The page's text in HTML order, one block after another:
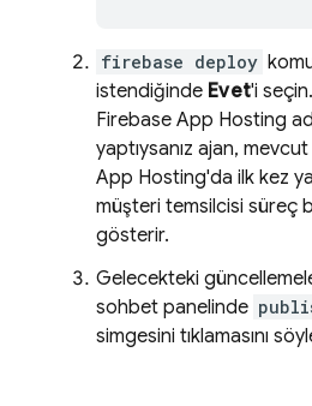
firebase deploy
istendiğinde Evet'i
Firebase App Hosting
yaptıysanız ajan, mevcut
App Hosting'da ilk kez
müşteri temsilcisi süreç
gösterir.
Gelecekteki
sohbet panelinde
simgesini tıklamasını